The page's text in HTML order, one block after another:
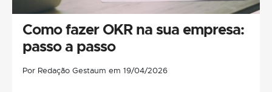
Como fazer OKR na sua empresa:
passo a passo
Por Redação Gestaum em 19/04/2026